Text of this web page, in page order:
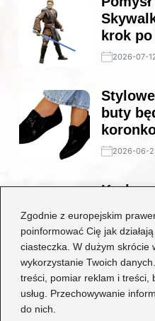
Zgodnie z europejskim
poinformować Cię jak
ciasteczka. W dużym skrócie
wykorzystanie Twoich
treści, pomiar reklam i treści,
usług. Przechowywanie
do nich.
krok
2026-07-
buty
2026-06-
Krok
fantasy
2026-06-29